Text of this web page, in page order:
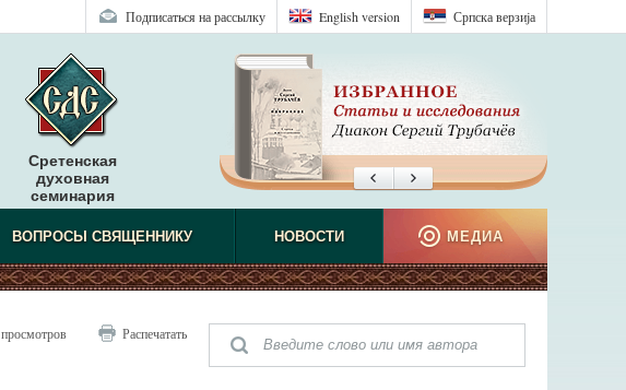
Српска верзиjа
English version
Подписаться на рассылку
Сретенская
духовная
семинария
ВОПРОСЫ СВЯЩЕННИКУ НОВОСТИ МЕДИА
Распечатать